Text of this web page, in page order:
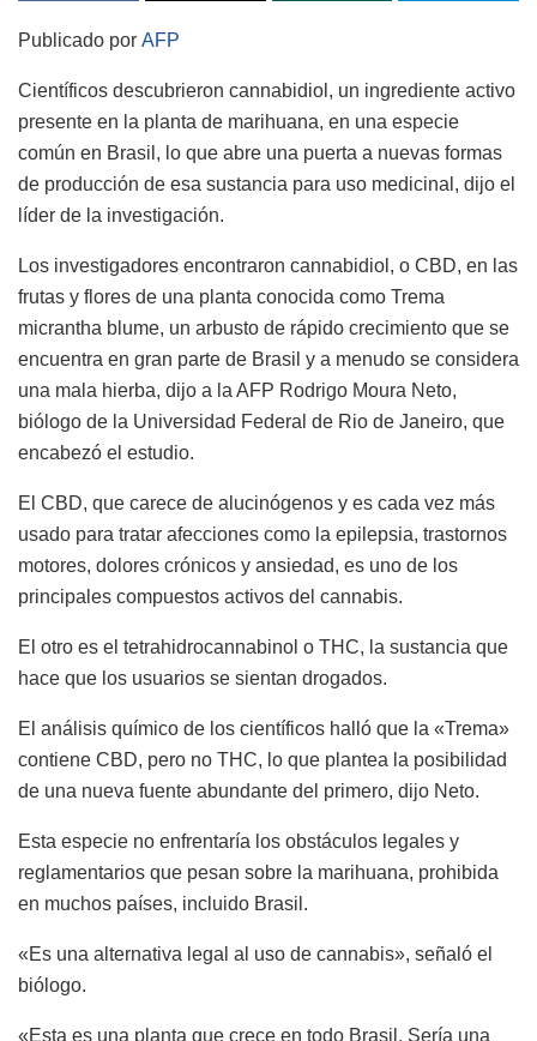
Publicado por AFP
Científicos descubrieron cannabidiol, un ingrediente activo
presente en la planta de marihuana, en una especie
común en Brasil, lo que abre una puerta a nuevas formas
de producción de esa sustancia para uso medicinal, dijo el
líder de la investigación.
Los investigadores encontraron cannabidiol, o CBD, en las
frutas y flores de una planta conocida como Trema
micrantha blume, un arbusto de rápido crecimiento que se
encuentra en gran parte de Brasil y a menudo se considera
una mala hierba, dijo a la AFP Rodrigo Moura Neto,
biólogo de la Universidad Federal de Rio de Janeiro, que
encabezó el estudio.
El CBD, que carece de alucinógenos y es cada vez más
usado para tratar afecciones como la epilepsia, trastornos
motores, dolores crónicos y ansiedad, es uno de los
principales compuestos activos del cannabis.
El otro es el tetrahidrocannabinol o THC, la sustancia que
hace que los usuarios se sientan drogados.
El análisis químico de los científicos halló que la «Trema»
contiene CBD, pero no THC, lo que plantea la posibilidad
de una nueva fuente abundante del primero, dijo Neto.
Esta especie no enfrentaría los obstáculos legales y
reglamentarios que pesan sobre la marihuana, prohibida
en muchos países, incluido Brasil.
«Es una alternativa legal al uso de cannabis», señaló el
biólogo.
«Esta es una planta que crece en todo Brasil. Sería una